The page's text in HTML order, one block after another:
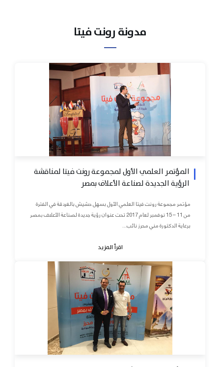
مدونة رونت فيتا
المؤتمر العلمي الأول لمجموعة رونت فيتا لمناقشة
الرؤية الجديدة لصناعة الأعلاف بمصر
مؤتمر مجموعة رونت فيتا العلمي الأول بسهل حشيش بالغردقة في الفترة
من 11 – 15 نوفمبر لعام 2017 تحت عنوان رؤية جديدة لصناعة الأعلاف بمصر
برعاية الدكتورة مني محرز نائب...
اقرأ المزيد